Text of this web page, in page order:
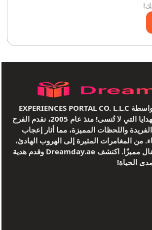
Dreamdays.ae، بواسطة EXPERIENCES PORTAL CO. L.L.C
— وجهتك لتجارب الهدايا التي لا تُنسى! منذ عام 2005، نقدم الفرح
واللحظات المميزة، مما أثار إعجاب
من المغامرات المثيرة إلى الهروب الهادئ،
تجاربنا تجعل كل احتفال مميزًا. اكتشف Dreamday.ae وقدم هدية
الحياة!